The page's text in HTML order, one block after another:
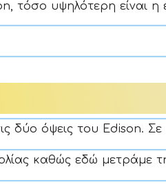
τόσο υψηλότερη είναι η
δύο όψεις του Edison.
καθώς εδώ μετράμε